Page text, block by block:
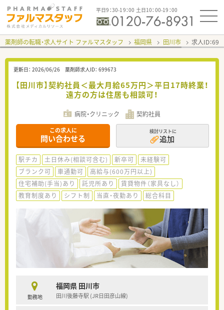
平日9：30-19：00 土日10：00-19：00
薬剤師の転職・求人サイト ファルマスタッフ 福岡県 田川市 求人ID：
更新日： 2026/06/26 薬剤師求人ID： 699673
【田川市】契約社員＜最大月給65万円＞平日17時終業！
遠方の方は住居も相談可！
病院・クリニック 契約社員
この求人に
問い合わせる
検討リストに
追加
駅チカ 土日休み(相談可含む) 新卒可
未経験可
ブランク可
車通勤可
高給与(600万円以上)
住宅補助(手当)あり
託児所あり
賃貸物件（家具なし）
教育制度あり
シフト制 当直・夜勤あり 総合科目
勤務地
福岡県 田川市
田川後藤寺駅 (JR日田彦山線)